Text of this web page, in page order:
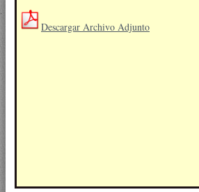
Descargar Archivo Adjunto